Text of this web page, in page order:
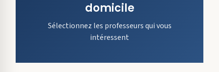
domicile
Sélectionnez les professeurs qui vous
intéressent